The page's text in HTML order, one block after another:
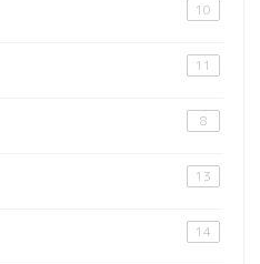
10
11
8
13
14